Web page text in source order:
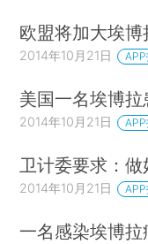
欧盟将加大埃
2014年10月21日
美国一名埃博
2014年10月21日
卫计委要求：
2014年10月21日
一名感染埃博